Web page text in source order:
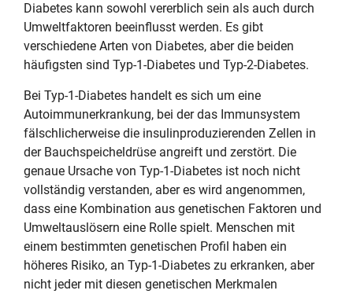
Diabetes kann sowohl vererblich sein als auch durch
Umweltfaktoren beeinflusst werden. Es gibt
verschiedene Arten von Diabetes, aber die beiden
häufigsten sind Typ-1-Diabetes und Typ-2-Diabetes.
Bei Typ-1-Diabetes handelt es sich um eine
Autoimmunerkrankung, bei der das Immunsystem
fälschlicherweise die insulinproduzierenden Zellen in
der Bauchspeicheldrüse angreift und zerstört. Die
genaue Ursache von Typ-1-Diabetes ist noch nicht
vollständig verstanden, aber es wird angenommen,
dass eine Kombination aus genetischen Faktoren und
Umweltauslösern eine Rolle spielt. Menschen mit
einem bestimmten genetischen Profil haben ein
höheres Risiko, an Typ-1-Diabetes zu erkranken, aber
nicht jeder mit diesen genetischen Merkmalen